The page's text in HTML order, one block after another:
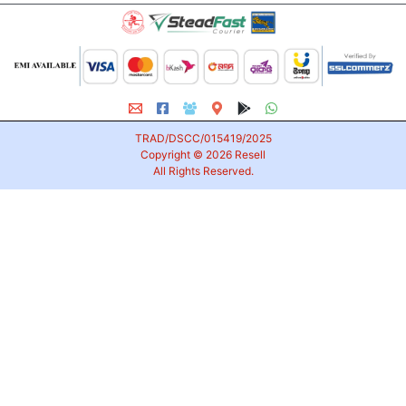
TRAD/DSCC/015419/2025
Copyright © 2026 Resell
All Rights Reserved.